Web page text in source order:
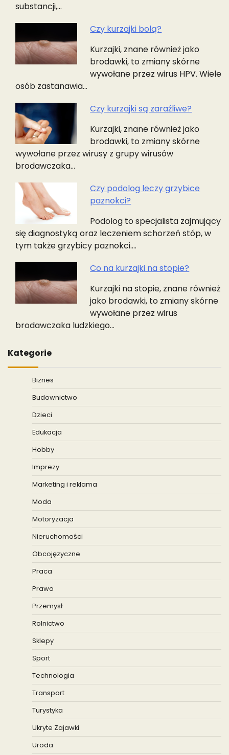
substancji,…
Czy kurzajki bolą?
Kurzajki, znane również jako
brodawki, to zmiany skórne
wywołane przez wirus HPV. Wiele
osób zastanawia…
Czy kurzajki są zaraźliwe?
Kurzajki, znane również jako
brodawki, to zmiany skórne
wywołane przez wirusy z grupy wirusów
brodawczaka…
Czy podolog leczy grzybice
paznokci?
Podolog to specjalista zajmujący
się diagnostyką oraz leczeniem schorzeń stóp, w
tym także grzybicy paznokci.…
Co na kurzajki na stopie?
Kurzajki na stopie, znane również
jako brodawki, to zmiany skórne
wywołane przez wirus
brodawczaka ludzkiego…
Kategorie
Biznes
Budownictwo
Dzieci
Edukacja
Hobby
Imprezy
Marketing i reklama
Moda
Motoryzacja
Nieruchomości
Obcojęzyczne
Praca
Prawo
Przemysł
Rolnictwo
Sklepy
Sport
Technologia
Transport
Turystyka
Ukryte Zajawki
Uroda